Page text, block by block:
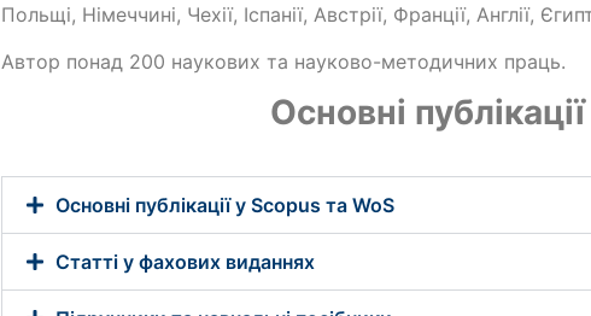
Польщі, Німеччині, Чехії, Іспанії, Австрії, Франції, Англії,
Автор понад 200 наукових та науково-методичних праць.
Основні публікації
Основні публікації у Scopus та WoS
Статті у фахових виданнях